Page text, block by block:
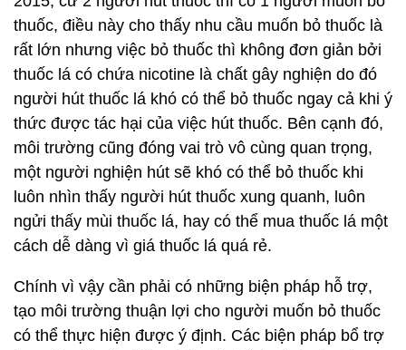
thuốc, điều này cho thấy nhu cầu muốn bỏ thuốc là
rất lớn nhưng việc bỏ thuốc thì không đơn giản bởi
thuốc lá có chứa nicotine là chất gây nghiện do đó
người hút thuốc lá khó có thể bỏ thuốc ngay cả khi ý
thức được tác hại của việc hút thuốc. Bên cạnh đó,
môi trường cũng đóng vai trò vô cùng quan trọng,
một người nghiện hút sẽ khó có thể bỏ thuốc khi
luôn nhìn thấy người hút thuốc xung quanh, luôn
ngửi thấy mùi thuốc lá, hay có thể mua thuốc lá một
cách dễ dàng vì giá thuốc lá quá rẻ.
Chính vì vậy cần phải có những biện pháp hỗ trợ,
tạo môi trường thuận lợi cho người muốn bỏ thuốc
có thể thực hiện được ý định. Các biện pháp bổ trợ